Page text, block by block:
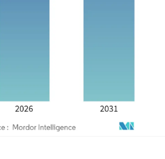
Imagem © Mordor Intelligence.